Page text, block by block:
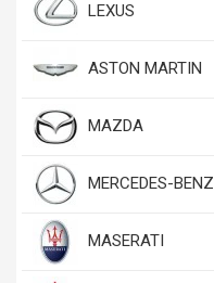
LEXUS
ASTON MARTIN
MAZDA
MERCEDES-BENZ
MASERATI